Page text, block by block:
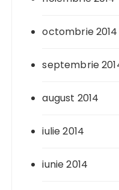
octombrie 2014
septembrie
august 2014
iulie 2014
iunie 2014